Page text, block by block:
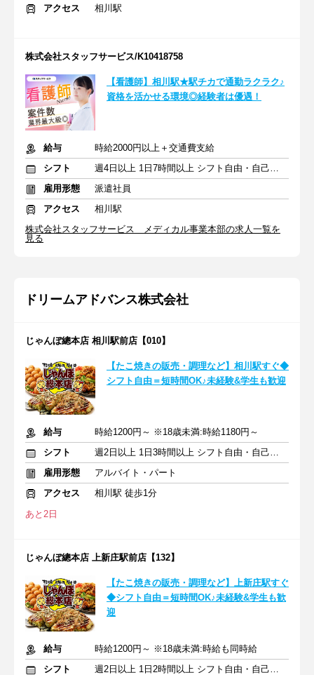
アクセス
相川駅
株式会社スタッフサービス/K10418758
【看護師】相川駅★駅チカで通勤ラクラク♪
資格を活かせる環境◎経験者は優遇！
給与
時給2000円以上＋交通費支給
シフト
週4日以上 1日7時間以上 シフト自由・自己申告
雇用形態
派遣社員
アクセス
相川駅
株式会社スタッフサービス メディカル事業本部の求人一覧を
見る
ドリームアドバンス株式会社
じゃんぼ總本店 相川駅前店【010】
【たこ焼きの販売・調理など】相川駅すぐ◆
シフト自由＝短時間OK♪未経験&学生も歓迎
給与
時給1200円～ ※18歳未満:時給1180円～
シフト
週2日以上 1日3時間以上 シフト自由・自己申告
雇用形態
アルバイト・パート
アクセス
相川駅 徒歩1分
あと2日
じゃんぼ總本店 上新庄駅前店【132】
【たこ焼きの販売・調理など】上新庄駅すぐ
◆シフト自由＝短時間OK♪未経験&学生も歓
迎
給与
時給1200円～ ※18歳未満:時給も同時給
シフト
週2日以上 1日2時間以上 シフト自由・自己申告